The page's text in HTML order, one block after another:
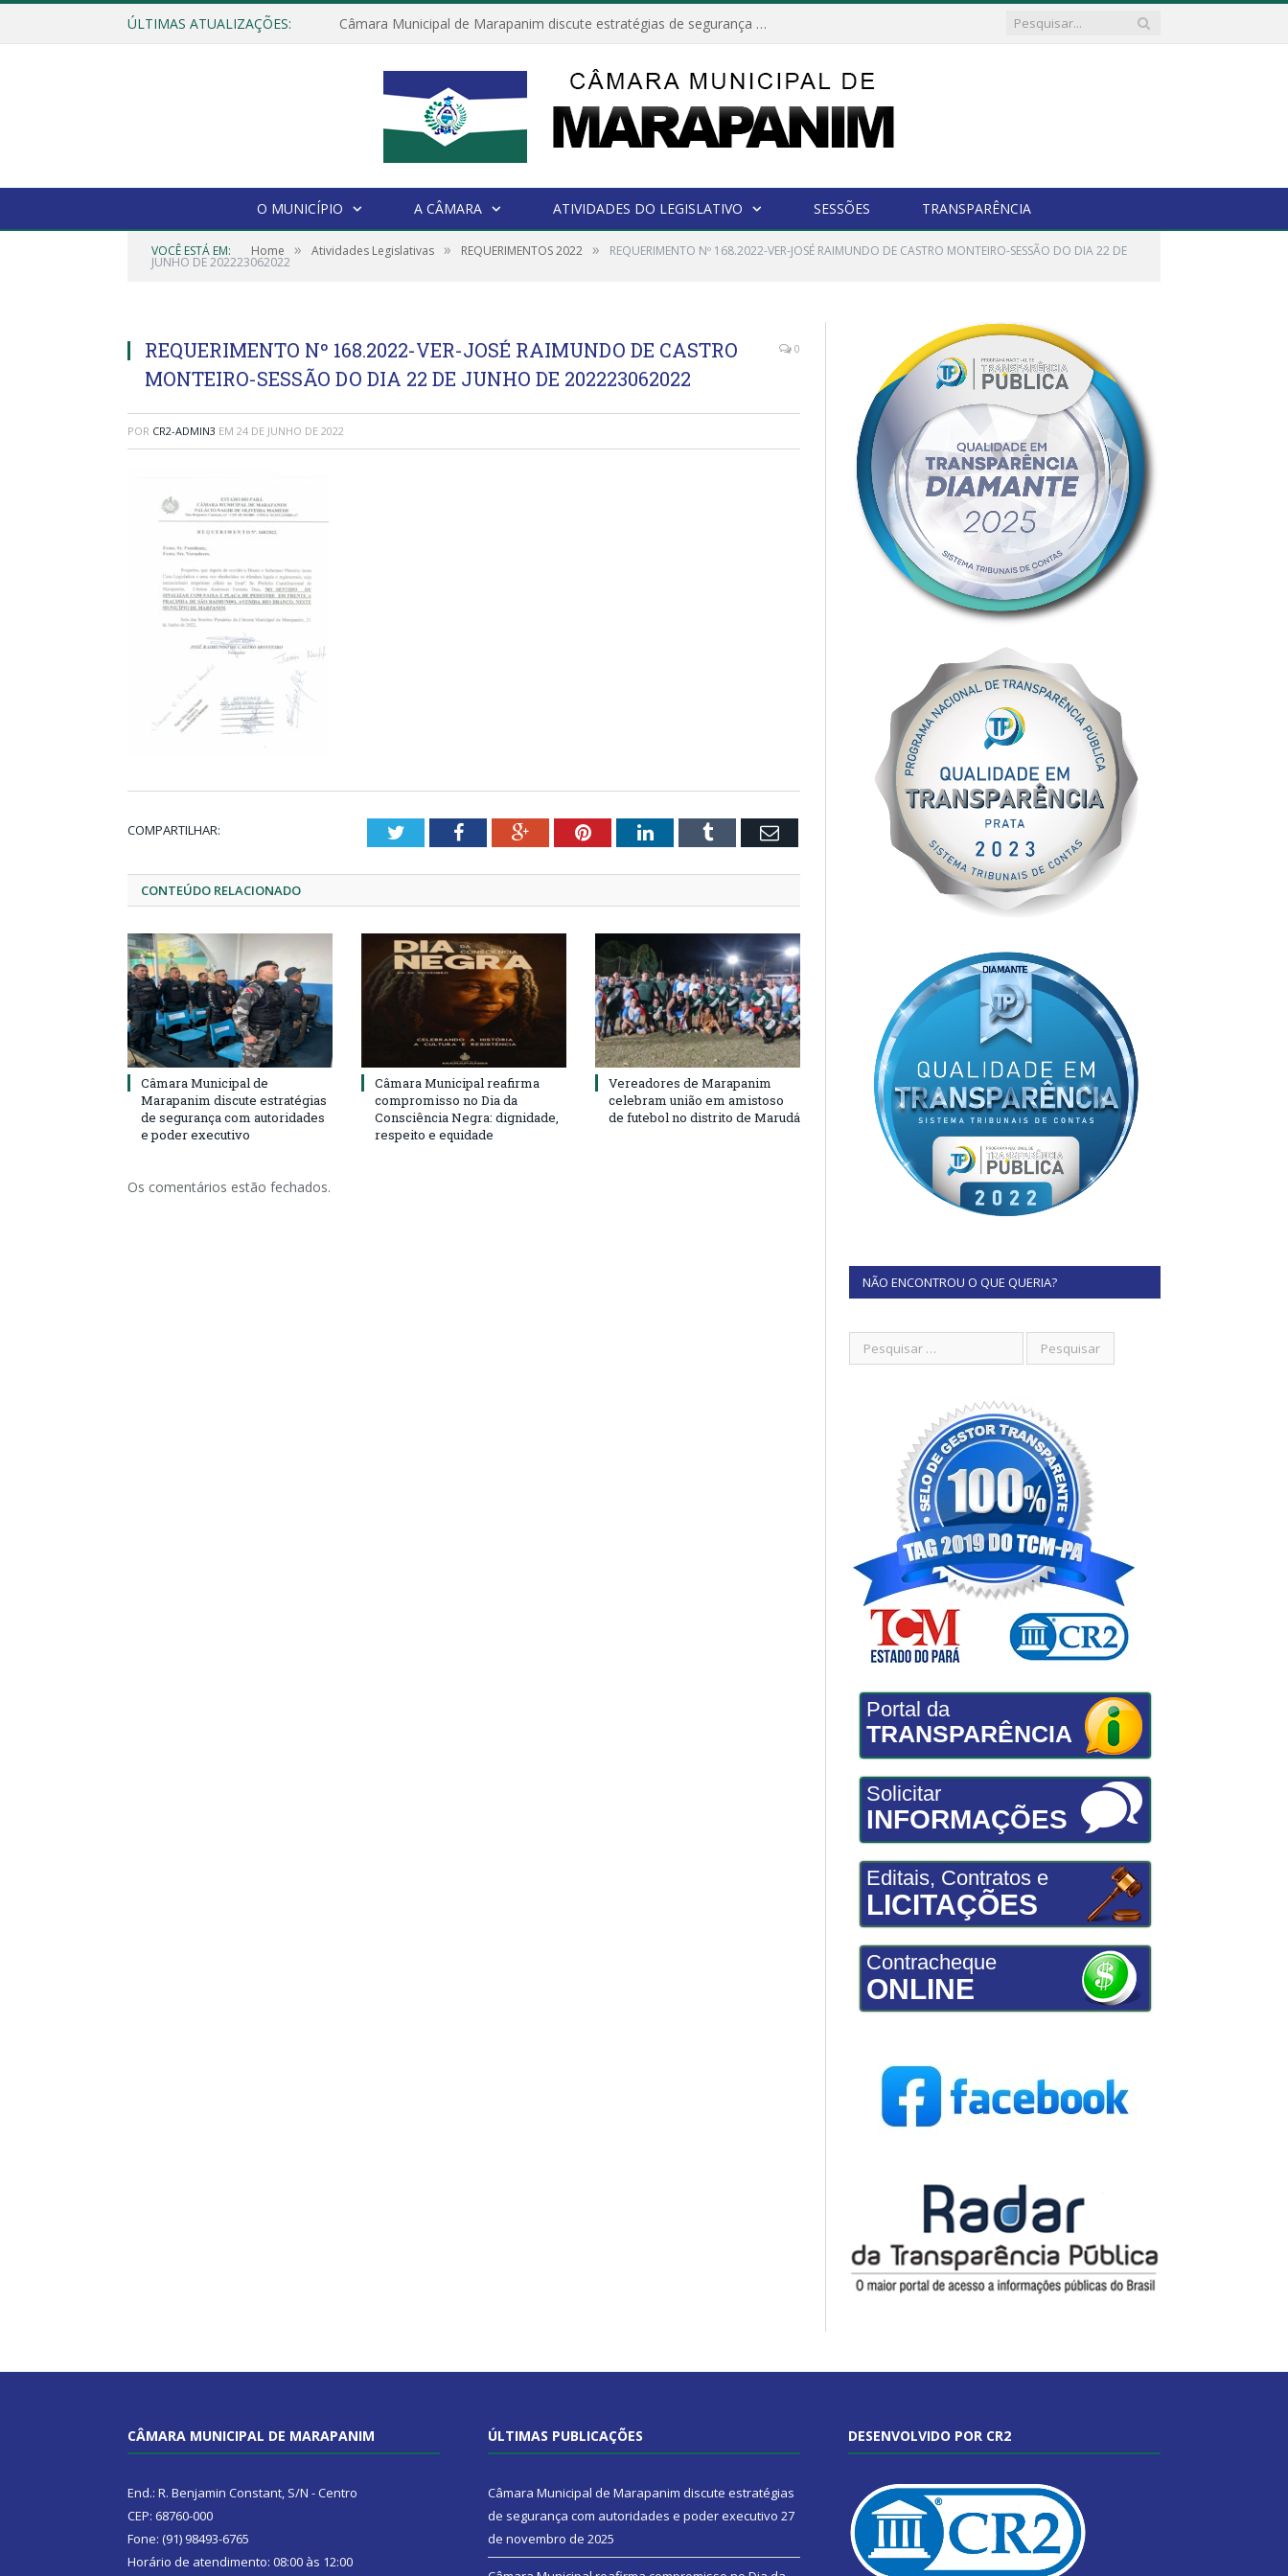
ÚLTIMAS ATUALIZAÇÕES: Câmara Municipal de Marapanim discute estratégias de segurança com autoridades e poder executivo
O MUNICÍPIO A CÂMARA ATIVIDADES DO LEGISLATIVO SESSÕES TRANSPARÊNCIA
VOCÊ ESTÁ EM: Home » Atividades Legislativas » REQUERIMENTOS 2022 » REQUERIMENTO Nº 168.2022-VER-JOSÉ RAIMUNDO DE CASTRO MONTEIRO-SESSÃO DO DIA 22 DE
JUNHO DE 202223062022
REQUERIMENTO Nº 168.2022-VER-JOSÉ RAIMUNDO DE CASTRO
MONTEIRO-SESSÃO DO DIA 22 DE JUNHO DE 202223062022
0
POR CR2-ADMIN3 EM 24 DE JUNHO DE 2022
COMPARTILHAR: TwitterFacebookGoogle+PinterestLinkedInTumblr Email
CONTEÚDO RELACIONADO
Câmara Municipal de
Marapanim discute estratégias
de segurança com autoridades
e poder executivo
Câmara Municipal reafirma
compromisso no Dia da
Consciência Negra: dignidade,
respeito e equidade
Vereadores de Marapanim
celebram união em amistoso
de futebol no distrito de Marudá
Os comentários estão fechados.
NÃO ENCONTROU O QUE QUERIA?
Portal da
TRANSPARÊNCIA
Solicitar
INFORMAÇÕES
Editais, Contratos e
LICITAÇÕES
Contracheque
ONLINE
CÂMARA MUNICIPAL DE MARAPANIM
End.: R. Benjamin Constant, S/N - Centro
CEP: 68760-000
Fone: (91) 98493-6765
Horário de atendimento: 08:00 às 12:00
ÚLTIMAS PUBLICAÇÕES
Câmara Municipal de Marapanim discute estratégias
de segurança com autoridades e poder executivo 27
de novembro de 2025
DESENVOLVIDO POR CR2